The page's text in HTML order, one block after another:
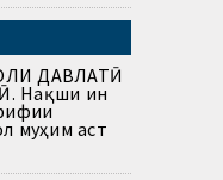
ДАВЛАТӢ
Нақши ин
муҳим аст